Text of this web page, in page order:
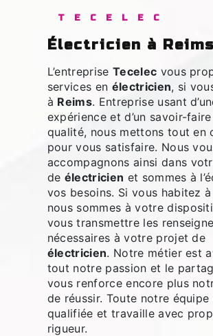
TECELEC
électricien à Reims
L’entreprise Tecelec vous
services en électricien, si
à Reims. Entreprise usant
expérience et d’un savoir-
qualité, nous mettons tout en
pour vous satisfaire. Nous
accompagnons ainsi dans
de électricien et sommes à
vos besoins. Si vous habitez à
nous sommes à votre
vous transmettre les
nécessaires à votre projet de
électricien. Notre métier est
tout notre passion et le
vous renforce encore plus
de réussir. Toute notre équipe
qualifiée et travaille avec
rigueur.